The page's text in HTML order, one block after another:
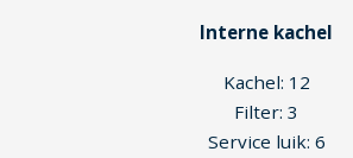
Interne kachel
Kachel: 12
Filter: 3
Service luik: 6